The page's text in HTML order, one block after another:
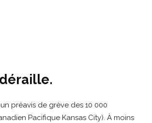
déraille.
préavis de grève des 10 000
Pacifique Kansas City). À moins